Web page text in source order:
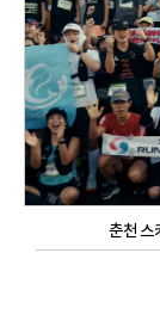
춘천 스